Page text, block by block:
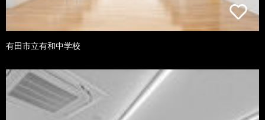
有田市立有和中学校